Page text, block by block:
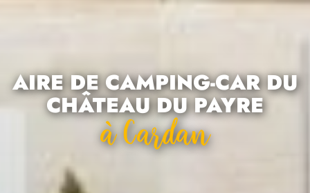
AIRE DE CAMPING-CAR DU
CHÂTEAU DU PAYRE
À Cardan